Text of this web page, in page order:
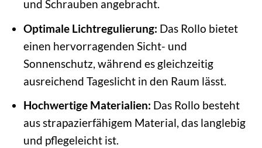
und Schrauben angebracht.
Optimale Lichtregulierung: Das Rollo bietet
einen hervorragenden Sicht- und
Sonnenschutz, während es gleichzeitig
ausreichend Tageslicht in den Raum lässt.
Hochwertige Materialien: Das Rollo besteht
aus strapazierfähigem Material, das langlebig
und pflegeleicht ist.